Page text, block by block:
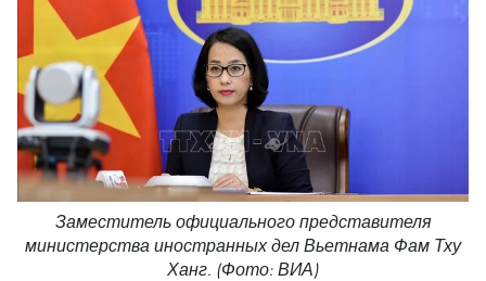
Заместитель официального представителя
министерства иностранных дел Вьетнама Фам Тху
Ханг. (Фото: ВИА)